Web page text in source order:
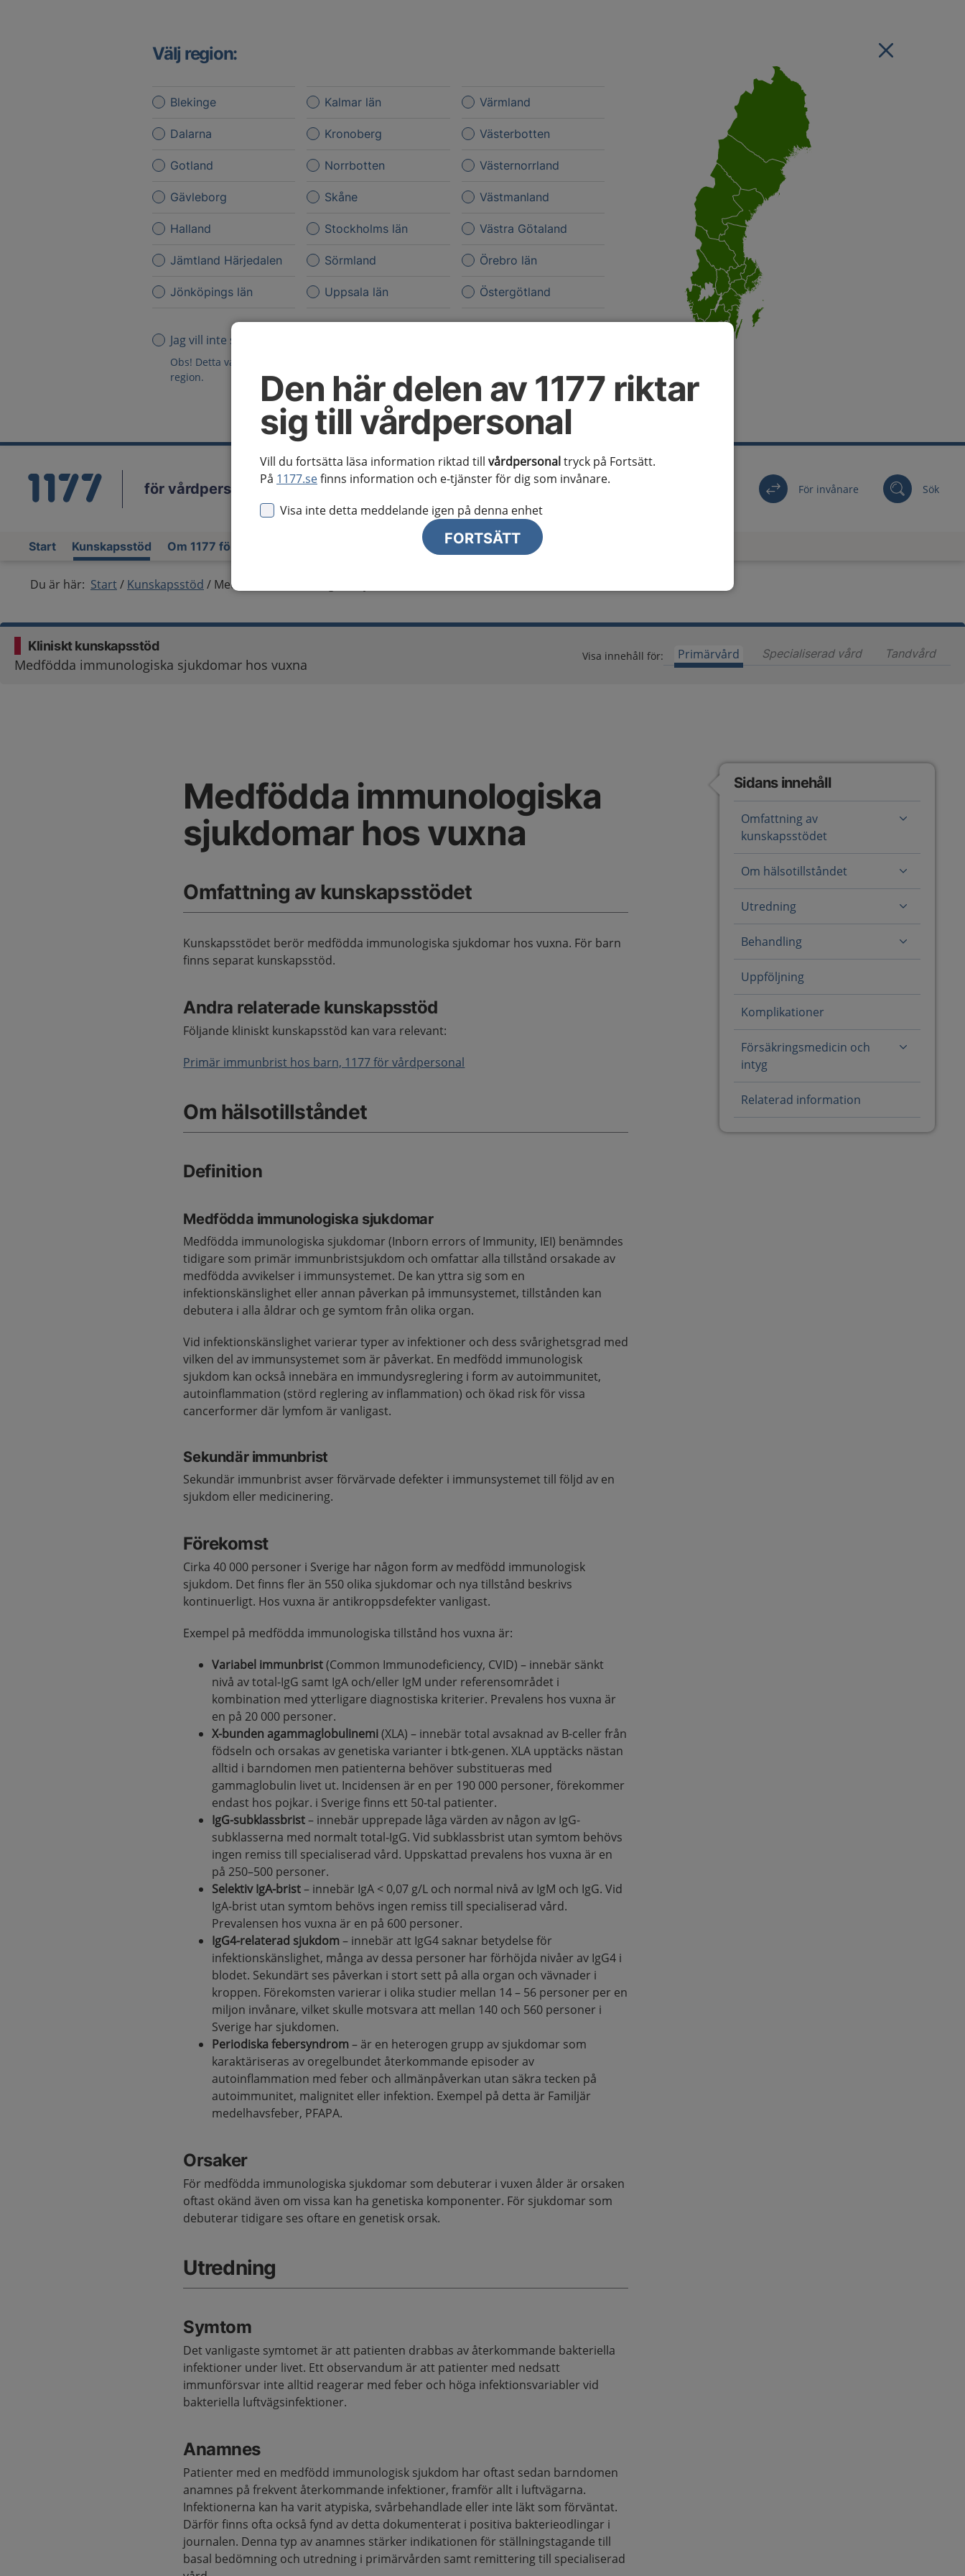
Den här delen av 1177 riktar
sig till vårdpersonal
Vill du fortsätta läsa information riktad till vårdpersonaltryck på Fortsätt.
På 1177.sefinns information och e-tjänster för dig som invånare.
Visa inte detta meddelande igen på denna enhet
FORTSÄTT
Välj region:
Blekinge
Dalarna
Gotland
Gävleborg
Halland
Jämtland Härjedalen
Jönköpings län
Kalmar län
Kronoberg
Norrbotten
Skåne
Stockholms län
Sörmland
Uppsala län
Värmland
Västerbotten
Västernorrland
Västmanland
Västra Götaland
Örebro län
Östergötland
Jag vill inte se någon regional information
Obs! Detta val innebär att du inte ser regionalt innehåll och viktig information som gäller just din
region.
för vårdpersonal Välj region För invånare Sök
Start Kunskapsstöd Om 1177 för vårdpersonal
Du är här: Start Kunskapsstöd Medfödda immunologiska sjukdomar hos vuxna
Kliniskt kunskapsstöd
Medfödda immunologiska sjukdomar hos vuxna
Visa innehåll för: Primärvård Specialiserad vårdInnehåll för
Tandvård
Medfödda immunologiska
sjukdomar hos vuxna
Omfattning av kunskapsstödet
Kunskapsstödet berör medfödda immunologiska sjukdomar hos vuxna. För barn
finns separat kunskapsstöd.
Andra relaterade kunskapsstöd
Följande kliniskt kunskapsstöd kan vara relevant:
Primär immunbrist hos barn, 1177 för vårdpersonal
Om hälsotillståndet
Definition
Medfödda immunologiska sjukdomar
Medfödda immunologiska sjukdomar (Inborn errors of Immunity, IEI) benämndes
tidigare som primär immunbristsjukdom och omfattar alla tillstånd orsakade av
medfödda avvikelser i immunsystemet. De kan yttra sig som en
infektionskänslighet eller annan påverkan på immunsystemet, tillstånden kan
debutera i alla åldrar och ge symtom från olika organ.
Vid infektionskänslighet varierar typer av infektioner och dess svårighetsgrad med
vilken del av immunsystemet som är påverkat. En medfödd immunologisk
sjukdom kan också innebära en immundysreglering i form av autoimmunitet,
autoinflammation (störd reglering av inflammation) och ökad risk för vissa
cancerformer där lymfom är vanligast.
Sekundär immunbrist
Sekundär immunbrist avser förvärvade defekter i immunsystemet till följd av en
sjukdom eller medicinering.
Förekomst
Cirka 40 000 personer i Sverige har någon form av medfödd immunologisk
sjukdom. Det finns fler än 550 olika sjukdomar och nya tillstånd beskrivs
kontinuerligt. Hos vuxna är antikroppsdefekter vanligast.
Exempel på medfödda immunologiska tillstånd hos vuxna är:
Variabel immunbrist(Common Immunodeficiency, CVID) – innebär sänkt
nivå av total-IgG samt IgA och/eller IgM under referensområdet i
kombination med ytterligare diagnostiska kriterier. Prevalens hos vuxna är
en på 20 000 personer.
X-bunden agammaglobulinemi(XLA) – innebär total avsaknad av B-celler från
födseln och orsakas av genetiska varianter i btk-genen. XLA upptäcks nästan
alltid i barndomen men patienterna behöver substitueras med
gammaglobulin livet ut. Incidensen är en per 190 000 personer, förekommer
endast hos pojkar. i Sverige finns ett 50-tal patienter.
IgG-subklassbrist– innebär upprepade låga värden av någon av IgG-
subklasserna med normalt total-IgG. Vid subklassbrist utan symtom behövs
ingen remiss till specialiserad vård. Uppskattad prevalens hos vuxna är en
på 250–500 personer.
Selektiv IgA-brist– innebär IgA < 0,07 g/L och normal nivå av IgM och IgG. Vid
IgA-brist utan symtom behövs ingen remiss till specialiserad vård.
Prevalensen hos vuxna är en på 600 personer.
IgG4-relaterad sjukdom– innebär att IgG4 saknar betydelse för
infektionskänslighet, många av dessa personer har förhöjda nivåer av IgG4 i
blodet. Sekundärt ses påverkan i stort sett på alla organ och vävnader i
kroppen. Förekomsten varierar i olika studier mellan 14 – 56 personer per en
miljon invånare, vilket skulle motsvara att mellan 140 och 560 personer i
Sverige har sjukdomen.
Periodiska febersyndrom– är en heterogen grupp av sjukdomar som
karaktäriseras av oregelbundet återkommande episoder av
autoinflammation med feber och allmänpåverkan utan säkra tecken på
autoimmunitet, malignitet eller infektion. Exempel på detta är Familjär
medelhavsfeber, PFAPA.
Orsaker
För medfödda immunologiska sjukdomar som debuterar i vuxen ålder är orsaken
oftast okänd även om vissa kan ha genetiska komponenter. För sjukdomar som
debuterar tidigare ses oftare en genetisk orsak.
Utredning
Symtom
Det vanligaste symtomet är att patienten drabbas av återkommande bakteriella
infektioner under livet. Ett observandum är att patienter med nedsatt
immunförsvar inte alltid reagerar med feber och höga infektionsvariabler vid
bakteriella luftvägsinfektioner.
Anamnes
Patienter med en medfödd immunologisk sjukdom har oftast sedan barndomen
anamnes på frekvent återkommande infektioner, framför allt i luftvägarna.
Infektionerna kan ha varit atypiska, svårbehandlade eller inte läkt som förväntat.
Därför finns ofta också fynd av detta dokumenterat i positiva bakterieodlingar i
journalen. Denna typ av anamnes stärker indikationen för ställningstagande till
basal bedömning och utredning i primärvården samt remittering till specialiserad
Sidans innehåll
Omfattning av
kunskapsstödet
Om hälsotillståndet
Utredning
Behandling
Uppföljning
Komplikationer
Försäkringsmedicin och
intyg
Relaterad information